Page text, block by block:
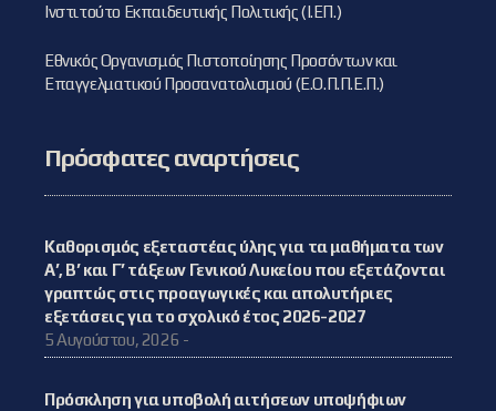
Ινστιτούτο Εκπαιδευτικής Πολιτικής (Ι.ΕΠ.)
Εθνικός Οργανισμός Πιστοποίησης Προσόντων και
Επαγγελματικού Προσανατολισμού (Ε.Ο.Π.Π.Ε.Π.)
Πρόσφατες αναρτήσεις
Καθορισμός εξεταστέας ύλης για τα μαθήματα των
Α’, Β’ και Γ’ τάξεων Γενικού Λυκείου που εξετάζονται
γραπτώς στις προαγωγικές και απολυτήριες
εξετάσεις για το σχολικό έτος 2026-2027
5 Αυγούστου, 2026 -
Πρόσκληση για υποβολή αιτήσεων υποψήφιων